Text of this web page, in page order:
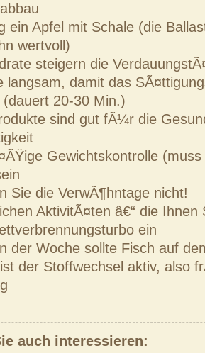
ein Apfel mit Schale (die
wertvoll)
steigern die
langsam, damit das
20-30 Min.)
sind gut fÃ¼r die
Gewichtskontrolle
Sie die VerwÃ¶hntage nicht!
AktivitÃ¤ten â€“ die Ihnen
ein
der Woche sollte Fisch auf
der Stoffwechsel aktiv, also
auch interessieren: